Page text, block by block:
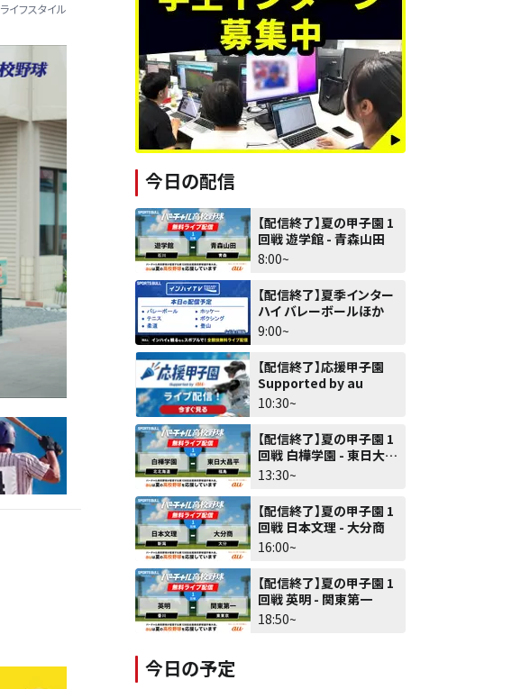
ライフスタイル
今日の配信
【配信終了】夏の甲子園 1
回戦 遊学館 - 青森山田
8:00~
【配信終了】夏季インター
ハイ バレーボールほか
9:00~
【配信終了】応援甲子園
Supported by au
10:30~
【配信終了】夏の甲子園 1
回戦 白樺学園 - 東日大昌
平
13:30~
【配信終了】夏の甲子園 1
回戦 日本文理 - 大分商
16:00~
【配信終了】夏の甲子園 1
回戦 英明 - 関東第一
18:50~
今日の予定